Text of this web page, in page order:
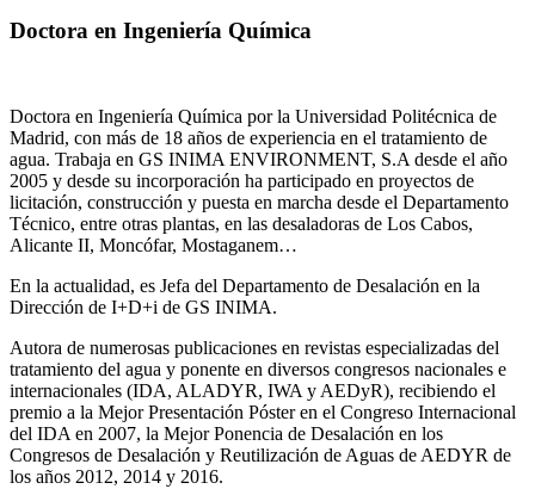
Doctora en Ingeniería Química
Doctora en Ingeniería Química por la Universidad Politécnica de
Madrid, con más de 18 años de experiencia en el tratamiento de
agua. Trabaja en GS INIMA ENVIRONMENT, S.A desde el año
2005 y desde su incorporación ha participado en proyectos de
licitación, construcción y puesta en marcha desde el Departamento
Técnico, entre otras plantas, en las desaladoras de Los Cabos,
Alicante II, Moncófar, Mostaganem…
En la actualidad, es Jefa del Departamento de Desalación en la
Dirección de I+D+i de GS INIMA.
Autora de numerosas publicaciones en revistas especializadas del
tratamiento del agua y ponente en diversos congresos nacionales e
internacionales (IDA, ALADYR, IWA y AEDyR), recibiendo el
premio a la Mejor Presentación Póster en el Congreso Internacional
del IDA en 2007, la Mejor Ponencia de Desalación en los
Congresos de Desalación y Reutilización de Aguas de AEDYR de
los años 2012, 2014 y 2016.